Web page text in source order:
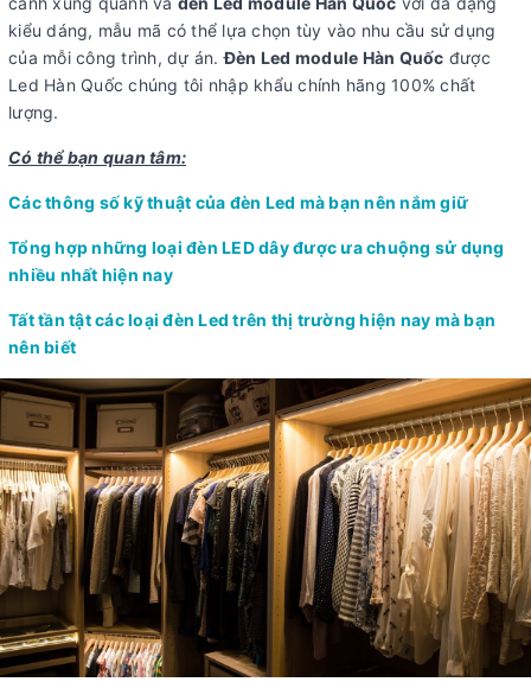
kiểu dáng, mẫu mã có thể lựa chọn tùy vào nhu cầu sử dụng
của mỗi công trình, dự án.Đèn Led module Hàn Quốc được
Led Hàn Quốc chúng tôi nhập khẩu chính hãng 100% chất
lượng.
Có thể bạn quan tâm:
Các thông số kỹ thuật của đèn Led mà bạn nên nắm giữ
Tổng hợp những loại đèn LED dây được ưa chuộng sử dụng
nhiều nhất hiện nay
Tất tần tật các loại đèn Led trên thị trường hiện nay mà bạn
nên biết